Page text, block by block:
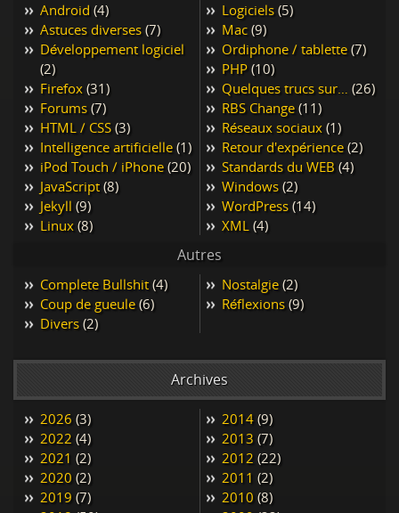
Android (4)
Astuces diverses (7)
Développement logiciel
(2)
Firefox (31)
Forums (7)
HTML / CSS (3)
Intelligence artificielle (1)
iPod Touch / iPhone (20)
JavaScript (8)
Jekyll (9)
Linux (8)
Logiciels (5)
Mac (9)
Ordiphone / tablette (7)
PHP (10)
Quelques trucs sur… (26)
RBS Change (11)
Réseaux sociaux (1)
Retour d'expérience (2)
Standards du WEB (4)
Windows (2)
WordPress (14)
XML (4)
Autres
Complete Bullshit (4)
Coup de gueule (6)
Divers (2)
Nostalgie (2)
Réflexions (9)
Archives
2026 (3)
2022 (4)
2021 (2)
2020 (2)
2019 (7)
2014 (9)
2013 (7)
2012 (22)
2011 (2)
2010 (8)